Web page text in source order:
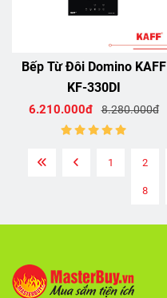
Bếp Từ Đôi Domino KAFF
KF-330DI
6.210.000đ 8.280.000đ
1 2
8